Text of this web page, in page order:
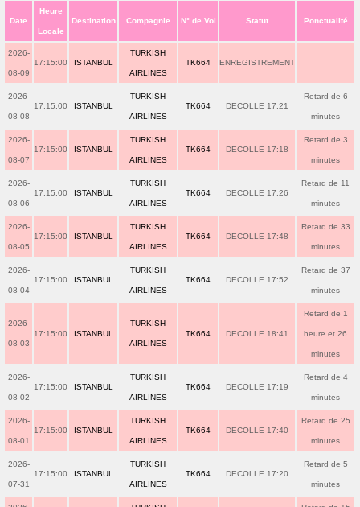
Date
Heure
Locale
Destination Compagnie N° de Vol Statut Ponctualité
2026-
08-09
17:15:00 ISTANBUL
TURKISH
AIRLINES
TK664 ENREGISTREMENT
2026-
08-08
17:15:00 ISTANBUL
TURKISH
AIRLINES
TK664 DECOLLE 17:21
Retard de 6
minutes
2026-
08-07
17:15:00 ISTANBUL
TURKISH
AIRLINES
TK664 DECOLLE 17:18
Retard de 3
minutes
2026-
08-06
17:15:00 ISTANBUL
TURKISH
AIRLINES
TK664 DECOLLE 17:26
Retard de 11
minutes
2026-
08-05
17:15:00 ISTANBUL
TURKISH
AIRLINES
TK664 DECOLLE 17:48
Retard de 33
minutes
2026-
08-04
17:15:00 ISTANBUL
TURKISH
AIRLINES
TK664 DECOLLE 17:52
Retard de 37
minutes
2026-
08-03
17:15:00 ISTANBUL
TURKISH
AIRLINES
TK664 DECOLLE 18:41
Retard de 1
heure et 26
minutes
2026-
08-02
17:15:00 ISTANBUL
TURKISH
AIRLINES
TK664 DECOLLE 17:19
Retard de 4
minutes
2026-
08-01
17:15:00 ISTANBUL
TURKISH
AIRLINES
TK664 DECOLLE 17:40
Retard de 25
minutes
2026-
07-31
17:15:00 ISTANBUL
TURKISH
AIRLINES
TK664 DECOLLE 17:20
Retard de 5
minutes